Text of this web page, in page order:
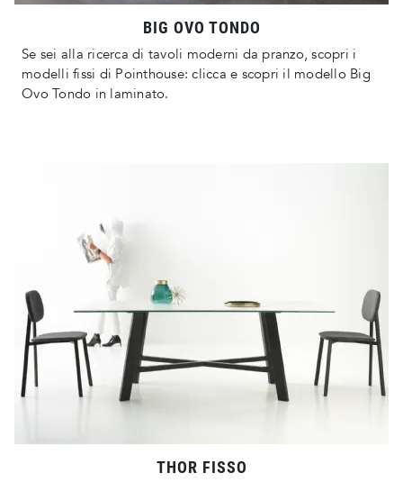
BIG OVO TONDO
Se sei alla ricerca di tavoli moderni da pranzo, scopri i
modelli fissi di Pointhouse: clicca e scopri il modello Big
Ovo Tondo in laminato.
THOR FISSO